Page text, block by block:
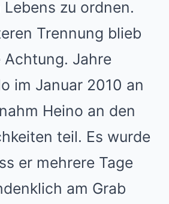
zu ordnen.
Trennung blieb
Achtung. Jahre
im Januar 2010 an
Heino an den
teil. Es wurde
er mehrere Tage
am Grab